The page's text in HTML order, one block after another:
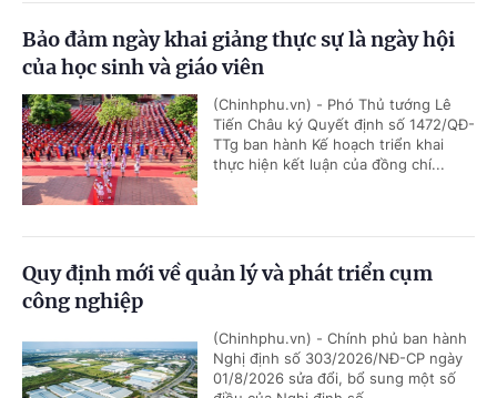
Bảo đảm ngày khai giảng thực sự là ngày hội
của học sinh và giáo viên
(Chinhphu.vn) - Phó Thủ tướng Lê
Tiến Châu ký Quyết định số 1472/QĐ-
TTg ban hành Kế hoạch triển khai
thực hiện kết luận của đồng chí...
Quy định mới về quản lý và phát triển cụm
công nghiệp
(Chinhphu.vn) - Chính phủ ban hành
Nghị định số 303/2026/NĐ-CP ngày
01/8/2026 sửa đổi, bổ sung một số